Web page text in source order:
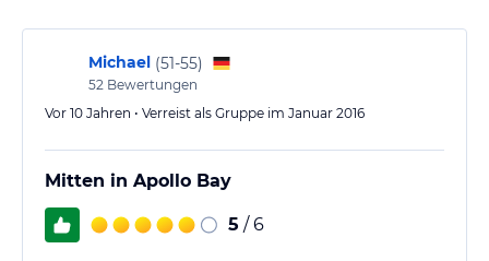
Michael (51-55)
52 Bewertungen
Vor 10 Jahren • Verreist als Gruppe im Januar 2016
Mitten in Apollo Bay
5 / 6